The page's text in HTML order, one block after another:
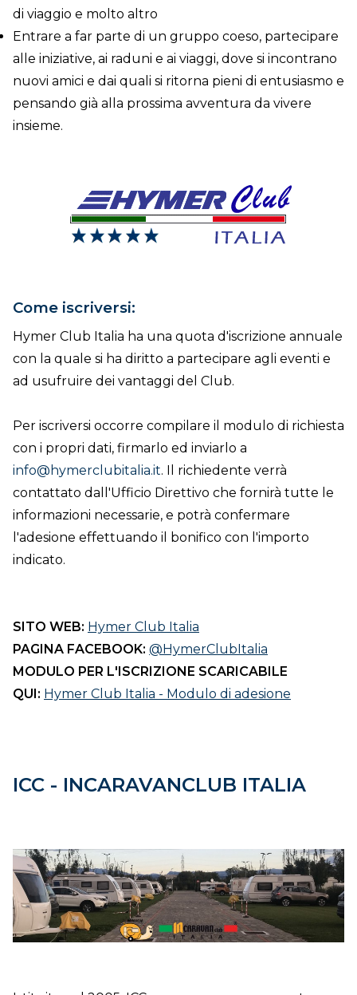
di viaggio e molto altro
Entrare a far parte di un gruppo coeso, partecipare
alle iniziative, ai raduni e ai viaggi, dove si incontrano
nuovi amici e dai quali si ritorna pieni di entusiasmo e
pensando già alla prossima avventura da vivere
insieme.
Come iscriversi:
Hymer Club Italia ha una quota d'iscrizione annuale
con la quale si ha diritto a partecipare agli eventi e
ad usufruire dei vantaggi del Club.
Per iscriversi occorre compilare il modulo di richiesta
con i propri dati, firmarlo ed inviarlo a
info@hymerclubitalia.it. Il richiedente verrà
contattato dall'Ufficio Direttivo che fornirà tutte le
informazioni necessarie, e potrà confermare
l'adesione effettuando il bonifico con l'importo
indicato.
SITO WEB: Hymer Club Italia
PAGINA FACEBOOK: @HymerClubItalia
MODULO PER L'ISCRIZIONE SCARICABILE
QUI: Hymer Club Italia - Modulo di adesione
ICC - INCARAVANCLUB ITALIA